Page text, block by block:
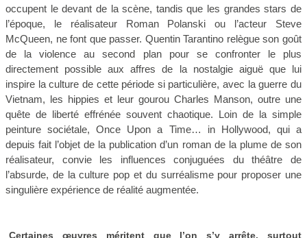
occupent le devant de la scène, tandis que les grandes stars de
l’époque, le réalisateur Roman Polanski ou l’acteur Steve
McQueen, ne font que passer. Quentin Tarantino relègue son goût
de la violence au second plan pour se confronter le plus
directement possible aux affres de la nostalgie aiguë que lui
inspire la culture de cette période si particulière, avec la guerre du
Vietnam, les hippies et leur gourou Charles Manson, outre une
quête de liberté effrénée souvent chaotique. Loin de la simple
peinture sociétale, Once Upon a Time… in Hollywood, qui a
depuis fait l’objet de la publication d’un roman de la plume de son
réalisateur, convie les influences conjuguées du théâtre de
l’absurde, de la culture pop et du surréalisme pour proposer une
singulière expérience de réalité augmentée.
Certaines œuvres méritent que l’on s’y arrête, surtout